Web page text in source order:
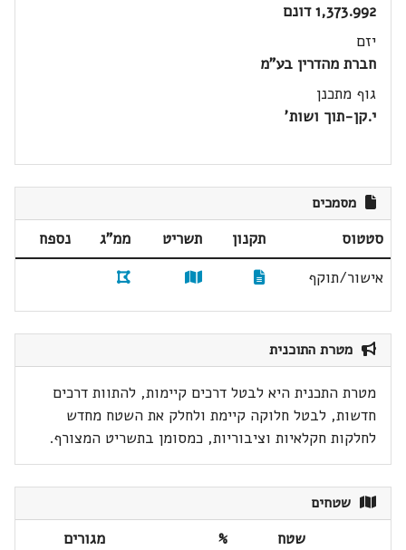
1,373.992 דונם
יזם
חברת מהדרין בע"מ
גוף מתכנן
י.קן-תוך ושות'
מסמכים
סטטוס תקנון תשריט ממ"ג
נספח
אישור/תוקף
מטרת התוכנית
מטרת התכנית היא לבטל דרכים קיימות, להתוות דרכים
חדשות, לבטל חלוקה קיימת ולחלק את השטח מחדש
לחלקות חקלאיות וציבוריות, כמסומן בתשריט המצורף.
שטחים
שטח
%
מגורים